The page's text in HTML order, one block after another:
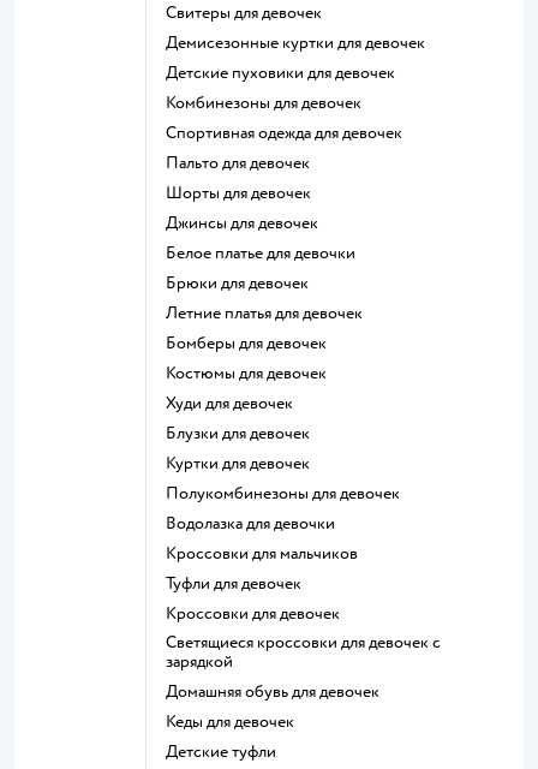
Свитеры для девочек
Демисезонные куртки для девочек
Детские пуховики для девочек
Комбинезоны для девочек
Спортивная одежда для девочек
Пальто для девочек
Шорты для девочек
Джинсы для девочек
Белое платье для девочки
Брюки для девочек
Летние платья для девочек
Бомберы для девочек
Костюмы для девочек
Худи для девочек
Блузки для девочек
Куртки для девочек
Полукомбинезоны для девочек
Водолазка для девочки
Кроссовки для мальчиков
Туфли для девочек
Кроссовки для девочек
Светящиеся кроссовки для девочек с
зарядкой
Домашняя обувь для девочек
Кеды для девочек
Детские туфли